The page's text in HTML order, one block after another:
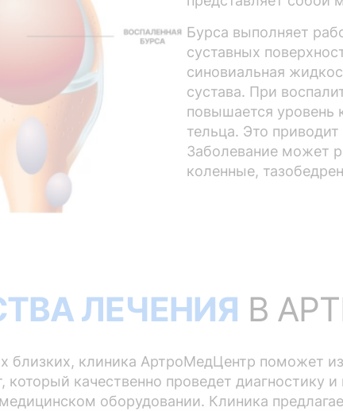
Бурса выполняет
суставных
синовиальная
сустава. При
повышается уровень
тельца. Это
Заболевание может
коленные,
ЛЕЧЕНИЯ В
близких, клиника АртроМедЦентр поможет
качественно проведет диагностику и
оборудовании. Клиника